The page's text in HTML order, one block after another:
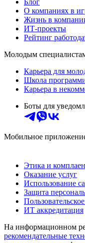
Блог
О компаниях в
Жизнь в
ИТ-проекты
Рейтинг
Молодым
Карьера для
Школа
Карьера в
Боты для
Мобильное
Этика и
Оказание услуг
Использование
Защита
ИТ аккредитация
На информационном
рекомендательные